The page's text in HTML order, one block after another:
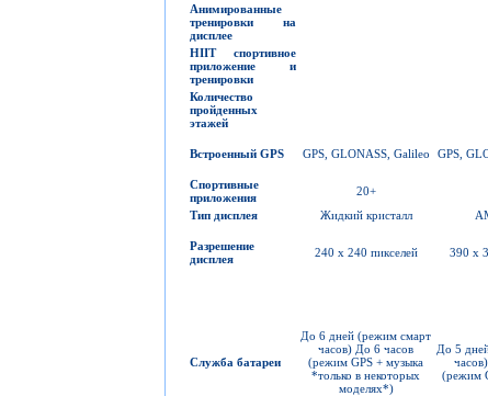
Анимированные
тренировки на
дисплее
HIIT спортивное
приложение и
тренировки
Количество
пройденных
этажей
Встроенный GPS GPS, GLONASS, Galileo GPS,
Спортивные
приложения
20+
Тип дисплея
Жидкий кристалл
Разрешение
дисплея
240 x 240 пикселей 390 x
Служба батареи
До 6 дней (режим смарт
часов) До 6 часов
(режим GPS + музыка
*только в некоторых
моделях*)
До 5
(режим